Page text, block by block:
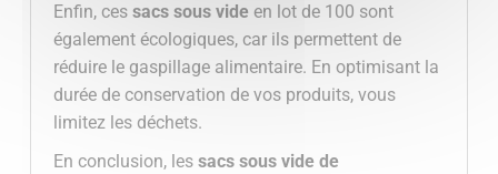
Enfin, ces sacs sous vide en lot de 100 sont
également écologiques, car ils permettent de
réduire le gaspillage alimentaire. En optimisant la
durée de conservation de vos produits, vous
limitez les déchets.
En conclusion, les sacs sous vide de